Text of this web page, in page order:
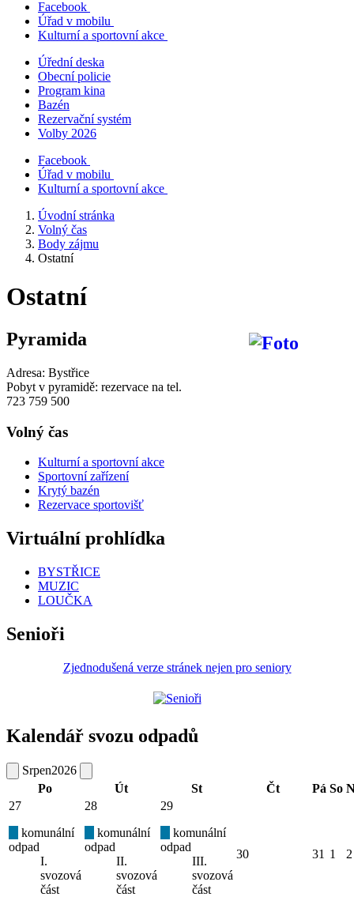
Facebook
Úřad v mobilu
Kulturní a sportovní akce
Úřední deska
Obecní policie
Program kina
Bazén
Rezervační systém
Volby 2026
Facebook
Úřad v mobilu
Kulturní a sportovní akce
Úvodní stránka
Volný čas
Body zájmu
Ostatní
Ostatní
Pyramida
Adresa: Bystřice
Pobyt v pyramidě: rezervace na tel.
723 759 500
Volný čas
Kulturní a sportovní akce
Sportovní zařízení
Krytý bazén
Rezervace sportovišť
Virtuální prohlídka
BYSTŘICE
MUZIC
LOUČKA
Senioři
Zjednodušená verze stránek nejen pro seniory
Kalendář svozu odpadů
Srpen2026
Po
Út St Čt Pá So
27
komunální
odpad
I.
svozová
část
28
komunální
odpad
II.
svozová
část
29
komunální
odpad
III.
svozová
část
30 31 1 2